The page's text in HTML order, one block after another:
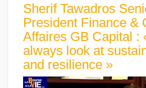
Sherif Tawadros
President Finance &
Affaires GB Capital :
always look at
and resilience »